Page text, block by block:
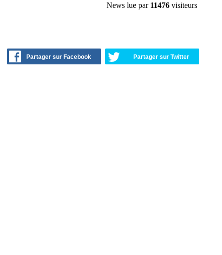
News lue par 11476visiteurs
Partager sur Facebook Partager sur Twitter